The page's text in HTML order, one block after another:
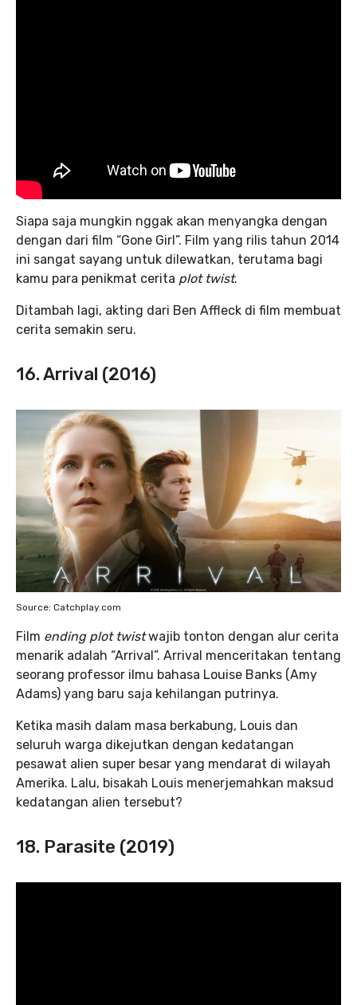
Siapa saja mungkin nggak akan menyangka dengan
dengan dari film “Gone Girl”. Film yang rilis tahun 2014
ini sangat sayang untuk dilewatkan, terutama bagi
kamu para penikmat cerita plot twist.
Ditambah lagi, akting dari Ben Affleck di film membuat
cerita semakin seru.
16. Arrival (2016)
Source: Catchplay.com
Film ending plot twistwajib tonton dengan alur cerita
menarik adalah “Arrival”. Arrival menceritakan tentang
seorang professor ilmu bahasa Louise Banks (Amy
Adams) yang baru saja kehilangan putrinya.
Ketika masih dalam masa berkabung, Louis dan
seluruh warga dikejutkan dengan kedatangan
pesawat alien super besar yang mendarat di wilayah
Amerika. Lalu, bisakah Louis menerjemahkan maksud
kedatangan alien tersebut?
18. Parasite (2019)